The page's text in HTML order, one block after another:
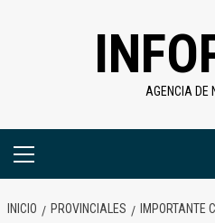
AGENCIA DE
Menú
INICIO PROVINCIALES
IMPORTANTE